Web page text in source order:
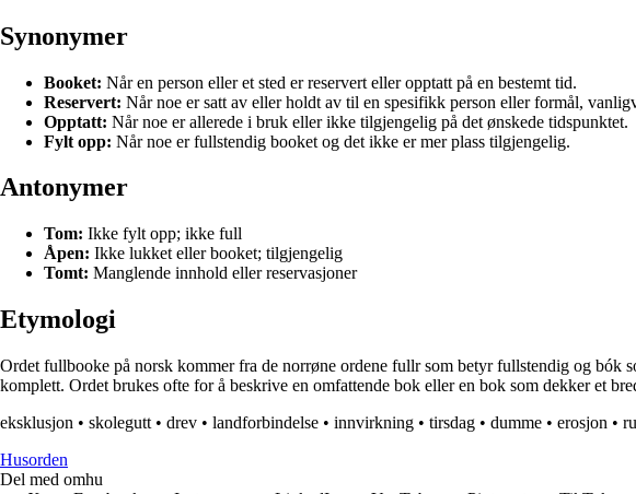
Synonymer
Booket: Når en person eller et sted er reservert eller opptatt på en bestemt tid.
Reservert: Når noe er satt av eller holdt av til en spesifikk person eller formål,
Opptatt: Når noe er allerede i bruk eller ikke tilgjengelig på det ønskede tidspunktet.
Fylt opp: Når noe er fullstendig booket og det ikke er mer plass tilgjengelig.
Antonymer
Tom: Ikke fylt opp; ikke full
Åpen: Ikke lukket eller booket; tilgjengelig
Tomt: Manglende innhold eller reservasjoner
Etymologi
Ordet fullbooke på norsk kommer fra de norrøne ordene fullr som betyr fullstendig og bók
komplett. Ordet brukes ofte for å beskrive en omfattende bok eller en bok som dekker et
eksklusjon • skolegutt • drev • landforbindelse • innvirkning • tirsdag • dumme • erosjon •
Husorden
Del med omhu